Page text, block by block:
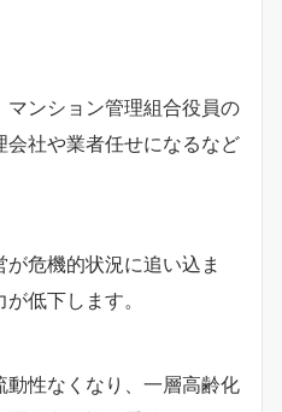
ンション管理組合役員の
社や業者任せになるなど
危機的状況に追い込ま
低下します。
性なくなり、一層高齢化